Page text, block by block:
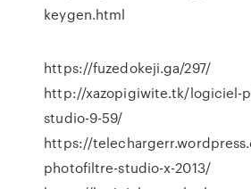
keygen.html
https://fuzedokeji.ga/297/
http://xazopigiwite.tk/logiciel-
studio-9-59/
https://
photofiltre-studio-x-2013/